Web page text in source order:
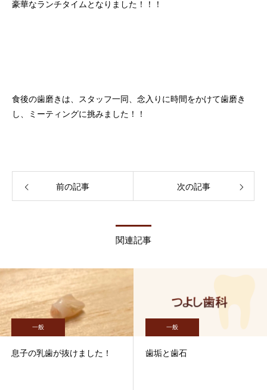
豪華なランチタイムとなりました！！！
食後の歯磨きは、スタッフ一同、念入りに時間をかけて歯磨き
し、ミーティングに挑みました！！
前の記事 次の記事
関連記事
一般
息子の乳歯が抜けました！
一般
歯垢と歯石